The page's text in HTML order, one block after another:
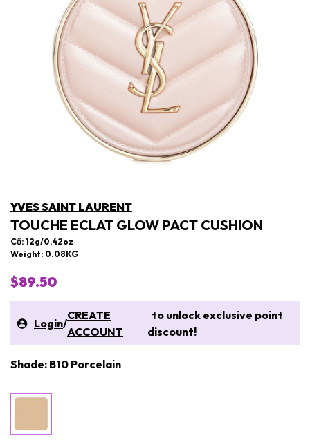
YVES SAINT LAURENT
TOUCHE ECLAT GLOW PACT CUSHION
Cỡ: 12g/0.42oz
Weight: 0.08KG
$89.50
Login/
CREATE
ACCOUNT
to unlock exclusive point
discount!
Shade: B10 Porcelain